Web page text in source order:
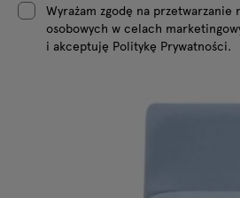
Wyrażam zgodę na przetwarzanie
osobowych w celach
i akceptuję Politykę Prywatności.